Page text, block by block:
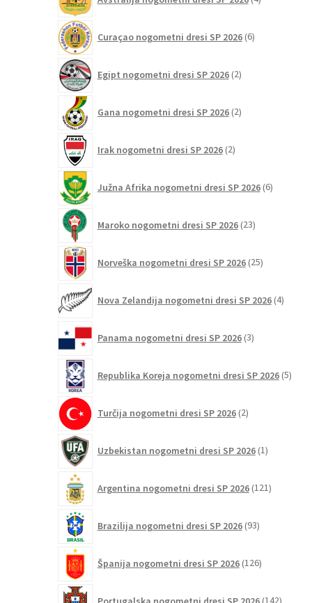
izdelki
Curaçao nogometni dresi SP 2026 6izdelkov
Egipt nogometni dresi SP 2026 2izdelka
Gana nogometni dresi SP 2026 2izdelka
Irak nogometni dresi SP 2026 2izdelka
Južna Afrika nogometni dresi SP 2026 6izdelkov
Maroko nogometni dresi SP 2026 23izdelkov
Norveška nogometni dresi SP 2026 25izdelkov
Nova Zelandija nogometni dresi SP 2026 4izdelki
Panama nogometni dresi SP 2026 3izdelki
Republika Koreja nogometni dresi SP 2026 5
Turčija nogometni dresi SP 2026 2izdelka
Uzbekistan nogometni dresi SP 2026 1izdelek
Argentina nogometni dresi SP 2026 121izdelkov
Brazilija nogometni dresi SP 2026 93izdelkov
Španija nogometni dresi SP 2026 126izdelkov